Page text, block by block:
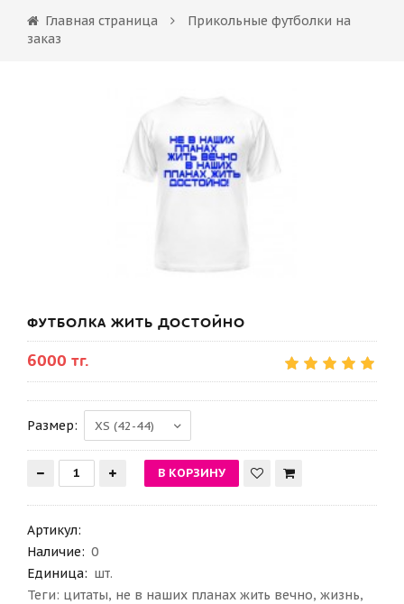
Главная страница
Прикольные футболки на
заказ
ФУТБОЛКА ЖИТЬ ДОСТОЙНО
6000 тг.
Размер:
Артикул:
Наличие: 0
Единица: шт.
Теги: цитаты, не в наших планах жить вечно, жизнь,